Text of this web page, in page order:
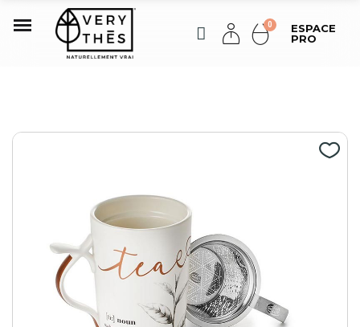
ESPACE
PRO